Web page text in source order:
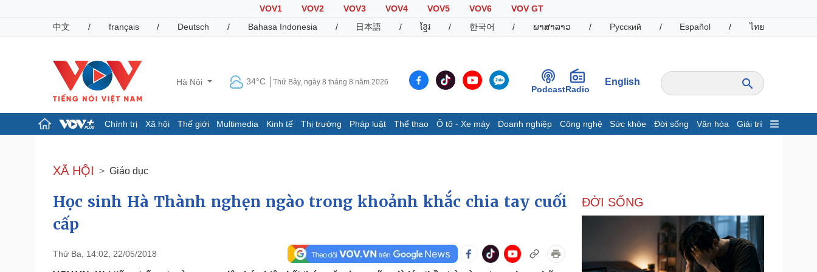
VOV1 VOV2 VOV3 VOV4 VOV5 VOV6
VOV GT
中文
/ français / Deutsch / Bahasa Indonesia / 日本語 / ខ្មែរ / 한국어 / ພາສາລາວ / Русский / Español / ไทย
Hà Nội 34°C Thứ Bảy, ngày 8 tháng 8 năm 2026
PodcastRadio
English
Chính trị Xã hội Thế giới Multimedia Kinh tế Thị trường Pháp luật Thể thao Ô tô - Xe máy Doanh nghiệp Công nghệ Sức khỏe Đời sống Văn hóa Giải trí
Đảng
Tổ chức nhân sự
Nhận diện sự thật
Dấu ấn VOV
E-Magazine
Infographic
Giá cà phê
Pháp luật
Thể thao
Bóng đá
Ô tô - Xe máy
Ô tô
Doanh nghiệp
Thông tin doanh nghiệp
Công nghệ
Sành điệu
XÃ HỘI Giáo dục
Học sinh Hà Thành nghẹn ngào trong khoảnh khắc chia tay cuối
cấp
Thứ Ba, 14:02, 22/05/2018
ĐỜI SỐNG